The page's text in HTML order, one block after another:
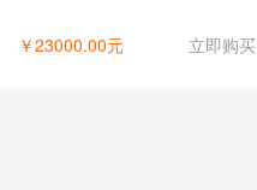
￥23000.00元 立即购买